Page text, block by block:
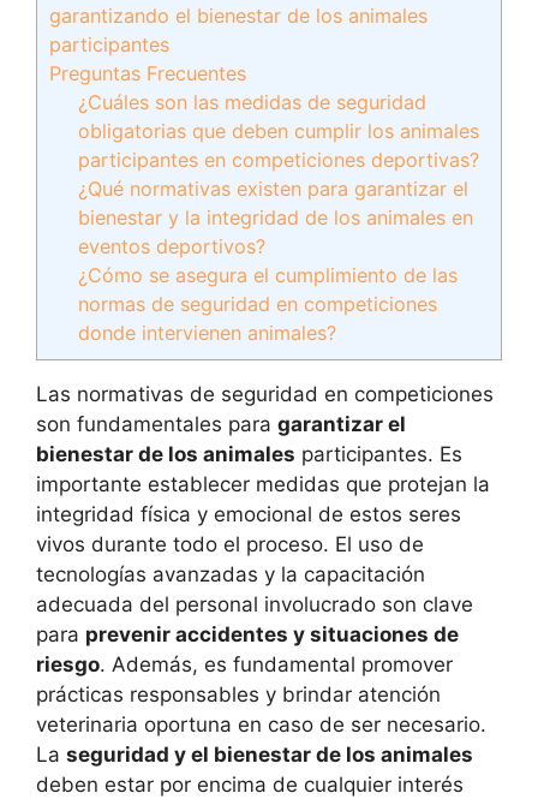
garantizando el bienestar de los animales
participantes
Preguntas Frecuentes
¿Cuáles son las medidas de seguridad
obligatorias que deben cumplir los animales
participantes en competiciones deportivas?
¿Qué normativas existen para garantizar el
bienestar y la integridad de los animales en
eventos deportivos?
¿Cómo se asegura el cumplimiento de las
normas de seguridad en competiciones
donde intervienen animales?
Las normativas de seguridad en competiciones
son fundamentales para garantizar el
bienestar de los animales participantes. Es
importante establecer medidas que protejan la
integridad física y emocional de estos seres
vivos durante todo el proceso. El uso de
tecnologías avanzadas y la capacitación
adecuada del personal involucrado son clave
para prevenir accidentes y situaciones de
riesgo. Además, es fundamental promover
prácticas responsables y brindar atención
veterinaria oportuna en caso de ser necesario.
La seguridad y el bienestar de los animales
deben estar por encima de cualquier interés